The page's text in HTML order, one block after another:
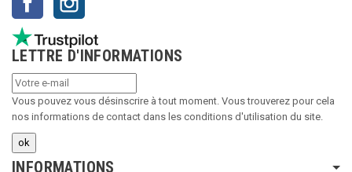
LETTRE D'INFORMATIONS
Vous pouvez vous désinscrire à tout moment. Vous trouverez pour cela
nos informations de contact dans les conditions d'utilisation du site.
INFORMATIONS